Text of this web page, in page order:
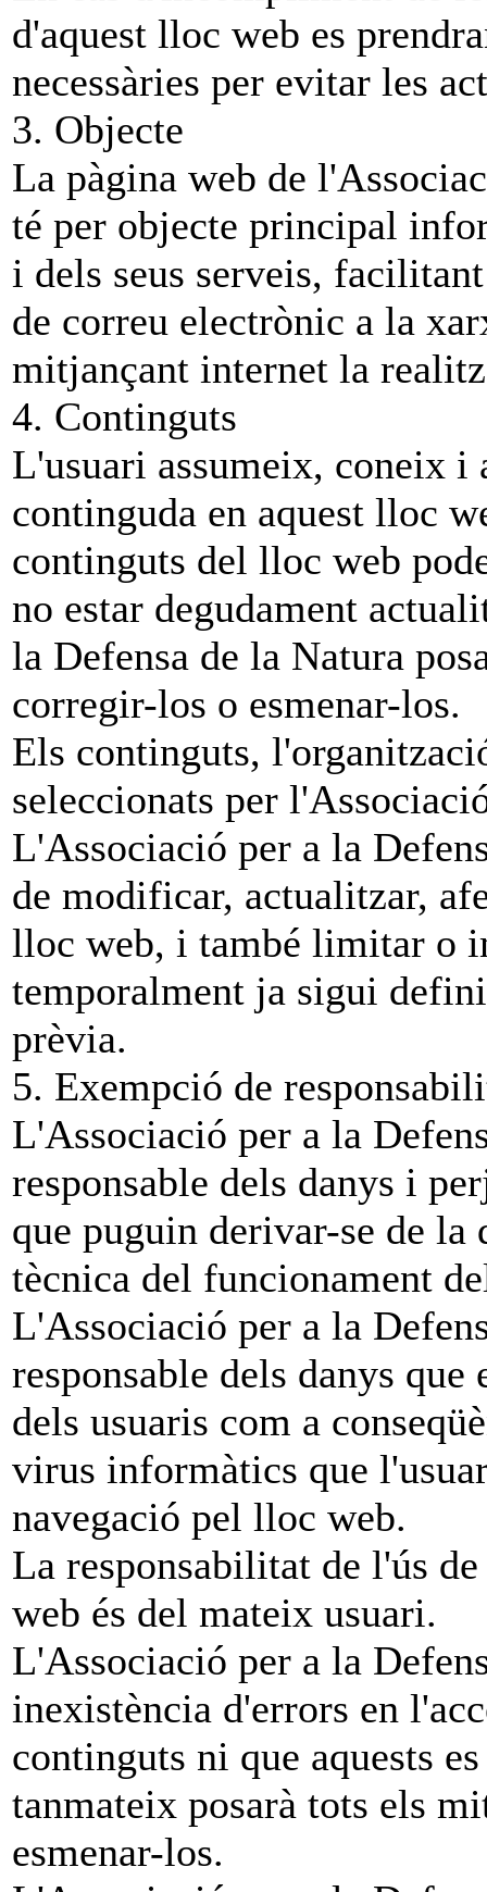
d'aquest lloc web es
necessàries per evitar les
3. Objecte
La pàgina web de
té per objecte principal
i dels seus serveis,
de correu electrònic a la
mitjançant internet la
4. Continguts
L'usuari assumeix, coneix i
continguda en aquest lloc
continguts del lloc web
no estar degudament
la Defensa de la Natura
corregir-los o esmenar-los.
Els continguts,
seleccionats per
L'Associació per a la
de modificar, actualitzar,
lloc web, i també limitar o
temporalment ja sigui
prèvia.
5. Exempció de
L'Associació per a la
responsable dels danys i
que puguin derivar-se de
tècnica del funcionament
L'Associació per a la
responsable dels danys que
dels usuaris com a
virus informàtics que
navegació pel lloc web.
La responsabilitat de l'ús
web és del mateix usuari.
L'Associació per a la
inexistència d'errors en
continguts ni que aquests
tanmateix posarà tots els
esmenar-los.